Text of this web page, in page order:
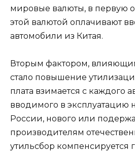
мировые валюты, в первую
этой валютой оплачивают
автомобили из Китая.
Вторым фактором,
стало повышение
плата взимается с каждого
вводимого в эксплуатацию
России, нового или
производителям
утильсбор компенсируется